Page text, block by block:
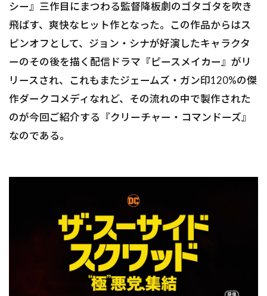
シー』三作目にまつわる監督降板劇のゴタゴタを吹き
飛ばす、爽快なヒット作となった。この作品からはス
ピンオフとして、ジョン・シナが好演したキャラクタ
ーのその後を描く配信ドラマ『ピースメイカー』がリ
リースされ、これもまたジェームズ・ガン印120%の傑
作ダークコメディなれど、その流れの中で製作された
のが今回ご紹介する『クリーチャー・コマンドーズ』
なのである。